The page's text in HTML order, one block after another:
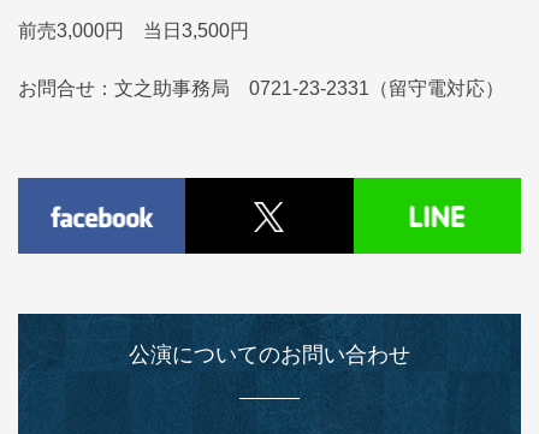
前売3,000円 当日3,500円
お問合せ：文之助事務局 0721-23-2331（留守電対応）
公演についてのお問い合わせ